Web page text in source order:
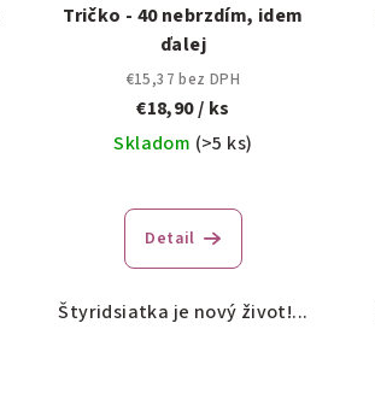
Tričko - 40 nebrzdím, idem
ďalej
€15,37 bez DPH
€18,90/ ks
Skladom (>5 ks)
Detail
Štyridsiatka je nový život!...